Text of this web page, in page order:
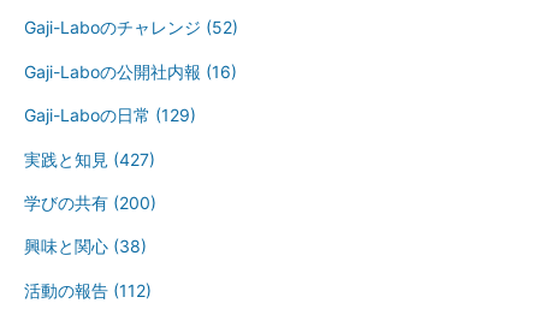
Gaji-Laboのチャレンジ (52)
Gaji-Laboの公開社内報 (16)
Gaji-Laboの日常 (129)
実践と知見 (427)
学びの共有 (200)
興味と関心 (38)
活動の報告 (112)